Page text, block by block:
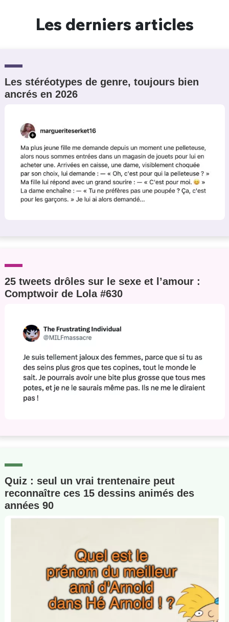
Les derniers articles
Les stéréotypes de genre, toujours bien
ancrés en 2026
25 tweets drôles sur le sexe et l’amour :
Comptwoir de Lola #630
Quiz : seul un vrai trentenaire peut
reconnaître ces 15 dessins animés des
années 90
Un Thread